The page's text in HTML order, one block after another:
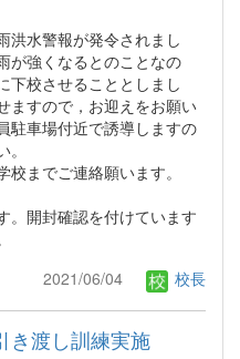
洪水警報が発令されまし
が強くなるとのことなの
下校させることとしまし
ますので，お迎えをお願い
駐車場付近で誘導しますの
までご連絡願います。
。開封確認を付けています
2021/06/04 校長
渡し訓練実施